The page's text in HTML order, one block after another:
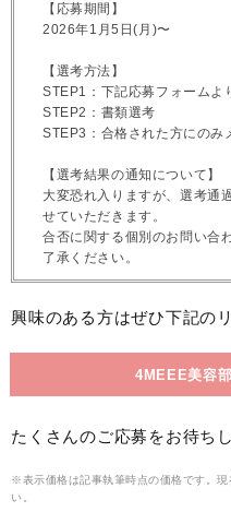
【応募期間】
2026年1月5日(月)〜
【選考方法】
STEP1：下記応募フォームよ
STEP2：書類選考
STEP3：合格された方にのみ
【選考結果の通知について】
大変恐れ入りますが、選考通
せていただきます。
合否に関する個別のお問い合
了承ください。
興味のある方はぜひ下記の
4MEEE美容
たくさんのご応募をお待ち
※表示価格は記事執筆時点の価格です。
い。